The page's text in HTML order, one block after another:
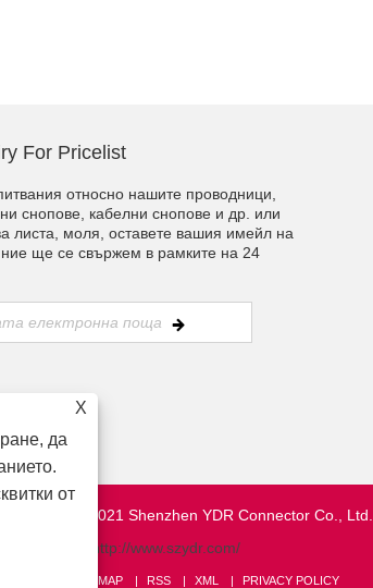
For Pricelist
относно нашите проводници,
снопове, кабелни снопове и др. или
листа, моля, оставете вашия имейл на
ще се свържем в рамките на 24
право © 2021 Shenzhen YDR Connector Co., Ltd.
http://www.szydr.com/
SITEMAP RSS XML PRIVACY POLICY
X
да
от